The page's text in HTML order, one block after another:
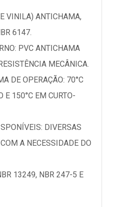
VINILA) ANTICHAMA,
6147.
PVC ANTICHAMA
MECÂNICA.
DE OPERAÇÃO: 70°C
E 150°C EM CURTO-
DIVERSAS
A NECESSIDADE DO
13249, NBR 247-5 E